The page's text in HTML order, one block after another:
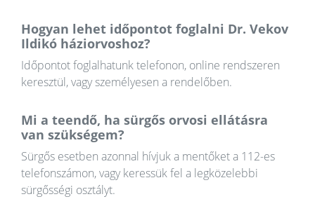
Hogyan lehet időpontot foglalni Dr. Vekov
Ildikó háziorvoshoz?
Időpontot foglalhatunk telefonon, online rendszeren
keresztül, vagy személyesen a rendelőben.
Mi a teendő, ha sürgős orvosi ellátásra
van szükségem?
Sürgős esetben azonnal hívjuk a mentőket a 112-es
telefonszámon, vagy keressük fel a legközelebbi
sürgősségi osztályt.